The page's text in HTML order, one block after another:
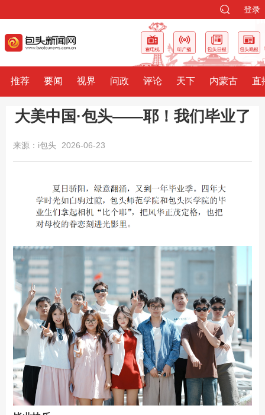
登录
推荐 要闻 视界 问政 评论 天下 内蒙古 直
大美中国·包头——耶！我们毕业了
来源：i包头 2026-06-23